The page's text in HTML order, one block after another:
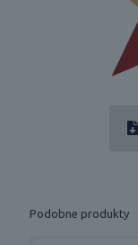
Podobne produkty